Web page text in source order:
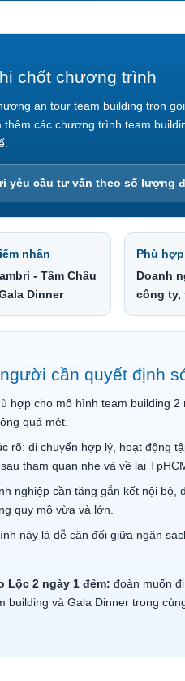
chốt chương trình
án tour team building trọn
thêm các chương trình team
yêu cầu tư vấn theo số lượng
nhấn
- Tâm Châu
Dinner
Phù hợp
Doanh
công ty,
cần quyết định
hợp cho mô hình team building
quá mệt.
rõ: di chuyển hợp lý, hoạt động
tham quan nhẹ và về lại
nghiệp cần tăng gắn kết nội bộ,
quy mô vừa và lớn.
này là dễ cân đối giữa ngân
Lộc 2 ngày 1 đêm: đoàn muốn
building và Gala Dinner trong